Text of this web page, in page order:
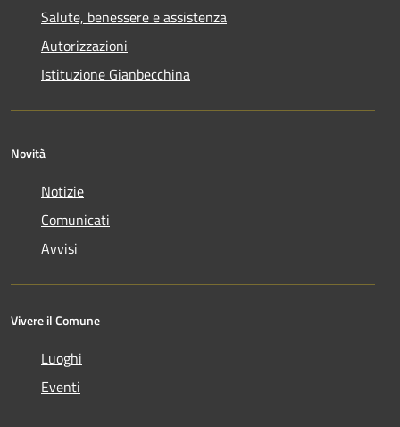
Salute, benessere e assistenza
Autorizzazioni
Istituzione Gianbecchina
Novità
Notizie
Comunicati
Avvisi
Vivere il Comune
Luoghi
Eventi